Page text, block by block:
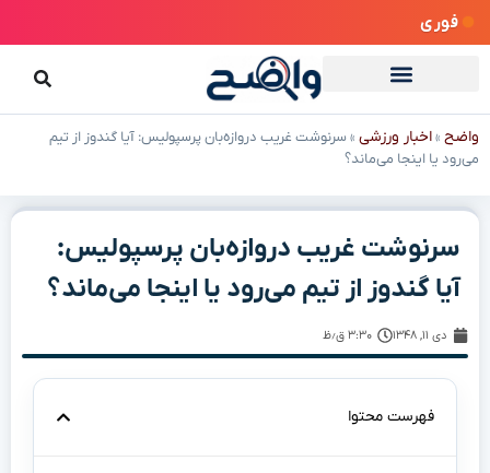
فوری
واضح »اخبار ورزشی »سرنوشت غریب دروازه‌بان پرسپولیس: آیا گندوز از تیم
می‌رود یا اینجا می‌ماند؟
سرنوشت غریب دروازه‌بان پرسپولیس:
آیا گندوز از تیم می‌رود یا اینجا می‌ماند؟
دی ۱۱, ۱۳۴۸ ۳:۳۰ ق٫ظ
فهرست محتوا